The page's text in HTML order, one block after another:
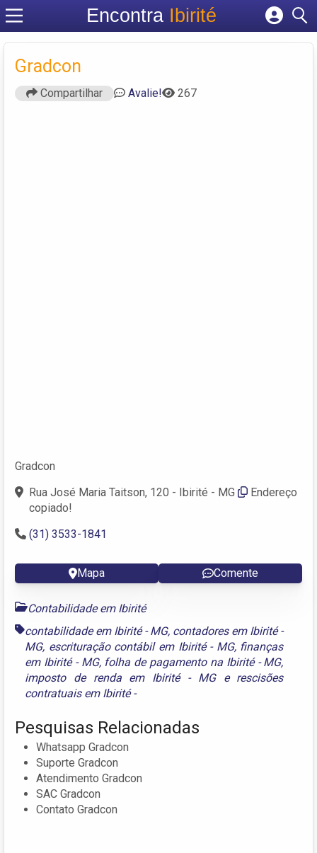
Encontra Ibirité
Cadastrar empresa
Gradcon
Compartilhar Avalie! 267
Gradcon
Rua José Maria Taitson, 120 - Ibirité - MG
Endereço
copiado!
(31) 3533-1841
Mapa Comente
Contabilidade em Ibirité
contabilidade em Ibirité - MG, contadores em Ibirité -
MG, escrituração contábil em Ibirité - MG, finanças
em Ibirité - MG, folha de pagamento na Ibirité - MG,
imposto de renda em Ibirité - MGe rescisões
contratuais em Ibirité -
Pesquisas Relacionadas
Whatsapp Gradcon
Suporte Gradcon
Atendimento Gradcon
SAC Gradcon
Contato Gradcon